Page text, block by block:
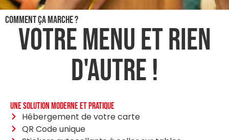
Comment ça marche ?
Votre menu et rien
d'autre !
Une solution moderne et pratique
Hébergement de votre carte
QR Code unique